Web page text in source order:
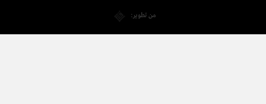
من تطوير: